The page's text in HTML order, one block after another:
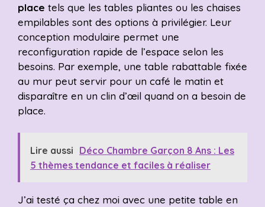
place tels que les tables pliantes ou les chaises
empilables sont des options à privilégier. Leur
conception modulaire permet une
reconfiguration rapide de l’espace selon les
besoins. Par exemple, une table rabattable fixée
au mur peut servir pour un café le matin et
disparaître en un clin d’œil quand on a besoin de
place.
Lire aussi Déco Chambre Garçon 8 Ans : Les
5 thèmes tendance et faciles à réaliser
J’ai testé ça chez moi avec une petite table en